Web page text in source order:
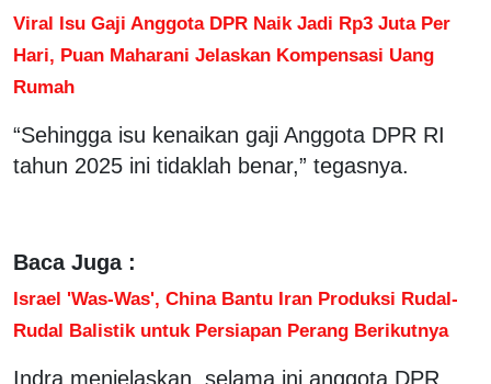
Viral Isu Gaji Anggota DPR Naik Jadi Rp3 Juta Per
Hari, Puan Maharani Jelaskan Kompensasi Uang
Rumah
“Sehingga isu kenaikan gaji Anggota DPR RI
tahun 2025 ini tidaklah benar,” tegasnya.
Baca Juga :
Israel 'Was-Was', China Bantu Iran Produksi Rudal-
Rudal Balistik untuk Persiapan Perang Berikutnya
Indra menjelaskan, selama ini anggota DPR